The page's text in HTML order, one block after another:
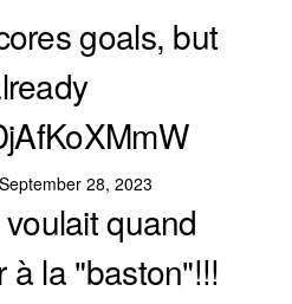
goals, but
September 28, 2023
quand
à la "baston"!!!